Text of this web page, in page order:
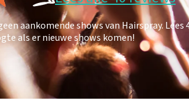
aankomende shows van Hairspray.
als er nieuwe shows komen!